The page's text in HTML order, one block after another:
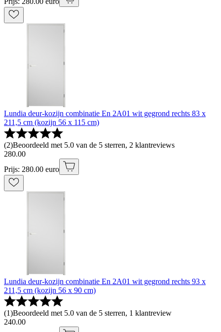
Lundia deur-kozijn combinatie En 2A01 wit gegrond rechts 83 x
211,5 cm (kozijn 56 x 115 cm)
(2)Beoordeeld met 5.0 van de 5 sterren, 2 klantreviews
280.00
Prijs: 280.00 euro
Lundia deur-kozijn combinatie En 2A01 wit gegrond rechts 93 x
211,5 cm (kozijn 56 x 90 cm)
(1)Beoordeeld met 5.0 van de 5 sterren, 1 klantreview
240.00